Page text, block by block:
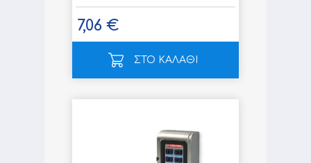
7,06 €
ΣΤΟ ΚΑΛΑΘΙ